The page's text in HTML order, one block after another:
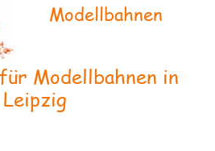
Modellbahnen
Modellbahnen in
Leipzig